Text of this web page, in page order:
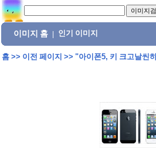
이미지 홈 인기 이미지
홈>> 이전 페이지 >> "아이폰5, 키 크고날씬